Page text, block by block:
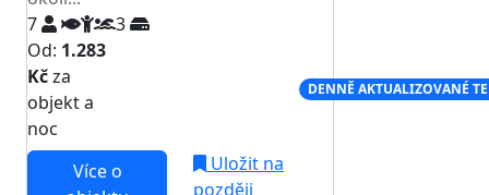
7
3
Od: 1.283
Kčza
objekt a
noc
DENNĚ AKTUALIZOVANÉ
Více o
Uložit na
později